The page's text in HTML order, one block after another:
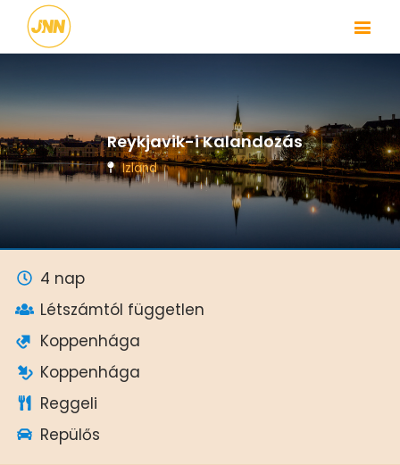
Reykjavik-i Kalandozás
Izland
4 nap
Létszámtól független
Koppenhága
Koppenhága
Reggeli
Repülős